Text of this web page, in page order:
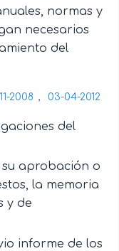
normas y
necesarios
del
2008 , 03-04-2012
del
aprobación o
la memoria
y de
informe de los